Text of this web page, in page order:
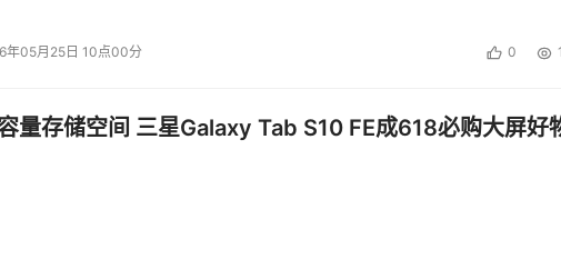
交换技术提供新的存储管理机会
求。”独立软件和服务公司ITCentrix的CEO Dave Vellante评论到，“各
统，但却不具备对此复杂存储系统进行全面管理的必需资源。NSC55
台完美地结合在一起，使客户能够实现智能化分层存储、使用一套工具
及根据需要进行容量和性能负载平衡。ESG 研究显示，客户正在日益依
有极具吸引力的企业级解决方案和模块化存储解决方案。”
年05月25日 10点00分 0
量存储空间 三星Galaxy Tab S10 FE成618必购大屏好